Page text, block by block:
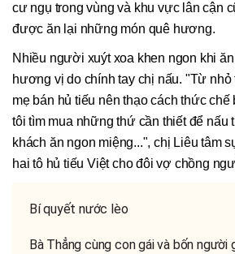
cư ngụ trong vùng và khu vực lân cận
được ăn lại những món quê hương.
Nhiều người xuýt xoa khen ngon khi
hương vị do chính tay chị nấu. "Từ
mẹ bán hủ tiếu nên thạo cách thức chế
tôi tìm mua những thứ cần thiết để nấu
khách ăn ngon miệng...", chị Liêu tâm
hai tô hủ tiếu Việt cho đôi vợ chồng
Bí quyết nước lèo
Bà Thẳng cùng con gái và bốn người